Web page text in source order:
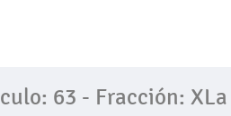
63 - Fracción: XLa